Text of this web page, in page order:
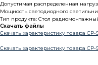
Допустимая распределенная
Мощность светодиодного
Тип продукта: Стол
Скачать файлы
Скачать характеристику товара СР-
Скачать характеристику товара